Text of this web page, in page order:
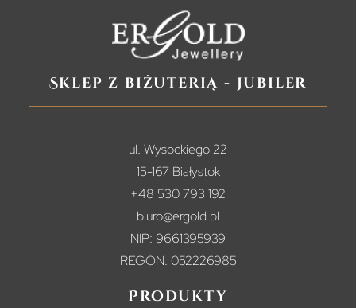
Sklep z biżuterią - jubiler
ul. Wysockiego 22
15-167 Białystok
+48 530 793 192
biuro@ergold.pl
NIP: 9661395939
REGON: 052226985
Produkty